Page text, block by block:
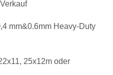
mm&0.6mm Heavy-Duty
25x12m oder